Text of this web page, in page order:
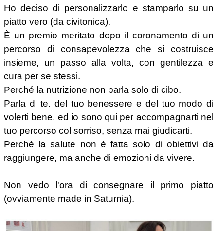
Ho deciso di personalizzarlo e stamparlo su un
piatto vero (da civitonica).
È un premio meritato dopo il coronamento di un
percorso di consapevolezza che si costruisce
insieme, un passo alla volta, con gentilezza e
cura per se stessi.
Perché la nutrizione non parla solo di cibo.
Parla di te, del tuo benessere e del tuo modo di
volerti bene, ed io sono qui per accompagnarti nel
tuo percorso col sorriso, senza mai giudicarti.
Perché la salute non è fatta solo di obiettivi da
raggiungere, ma anche di emozioni da vivere.
Non vedo l'ora di consegnare il primo piatto
(ovviamente made in Saturnia).